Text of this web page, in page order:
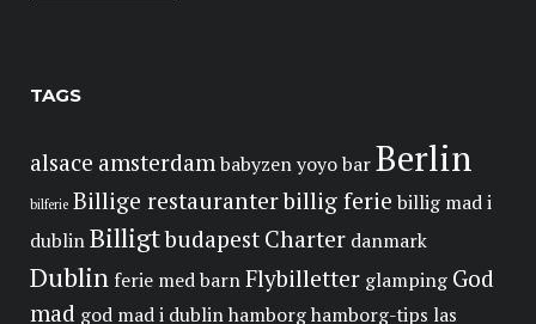
TAGS
alsace amsterdambabyzen yoyobarBerlin
bilferie Billige restauranterbillig ferie billig mad i
dublinBilligtbudapestCharter danmark
Dublin ferie med barnFlybilletter glamping God
mad god mad i dublinhamborghamborg-tips las